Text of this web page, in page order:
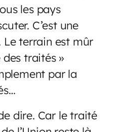
les pays
C’est une
Le terrain est mûr
traités »
par la
dire. Car le traité